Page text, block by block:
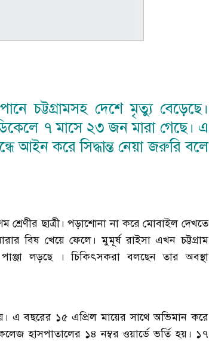
চট্টগ্রামসহ দেশে মৃত্যু বেড়েছে।
৭ মাসে ২৩ জন মারা গেছে। এ
আইন করে সিদ্ধান্ত নেয়া জরুরি বলে
ছাত্রী। পড়াশোনা না করে মোবাইল দেখতে
বিষ খেয়ে ফেলে। মুমূর্ষ রাইসা এখন চট্টগ্রাম
লড়ছে । চিকিৎসকরা বলছেন তার অবস্থা
এ বছরের ১৫ এপ্রিল মায়ের সাথে অভিমান করে
হাসপাতালের ১৪ নম্বর ওয়ার্ডে ভর্তি হয়। ১৭